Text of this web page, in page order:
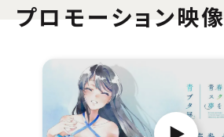
プロモーション映像